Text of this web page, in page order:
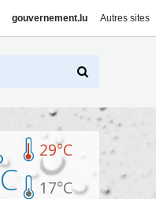
gouvernement.lu Autres sites
29°C
17°C